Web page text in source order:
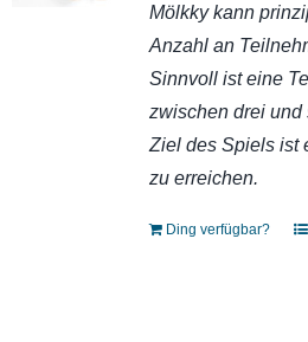
Mölkky kann
Anzahl an
Sinnvoll ist eine
zwischen drei und
Ziel des Spiels ist
zu erreichen.
Ding verfügbar?